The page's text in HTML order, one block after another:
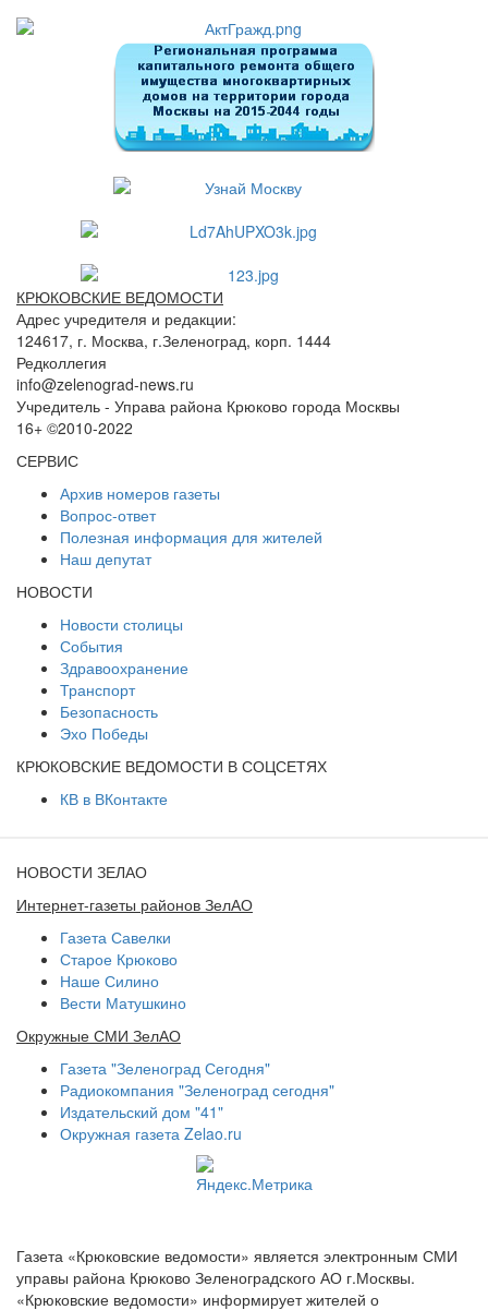
КРЮКОВСКИЕ ВЕДОМОСТИ
Адрес учредителя и редакции:
124617, г. Москва, г.Зеленоград, корп. 1444
Редколлегия
info@zelenograd-news.ru
Учредитель - Управа района Крюково города Москвы
16+ ©2010-2022
СЕРВИС
Архив номеров газеты
Вопрос-ответ
Полезная информация для жителей
Наш депутат
НОВОСТИ
Новости столицы
События
Здравоохранение
Транспорт
Безопасность
Эхо Победы
КРЮКОВСКИЕ ВЕДОМОСТИ В СОЦСЕТЯХ
КВ в ВКонтакте
НОВОСТИ ЗЕЛАО
Интернет-газеты районов ЗелАО
Газета Савелки
Старое Крюково
Наше Силино
Вести Матушкино
Окружные СМИ ЗелАО
Газета "Зеленоград Сегодня"
Радиокомпания "Зеленоград сегодня"
Издательский дом "41"
Окружная газета Zelao.ru
Газета «Крюковские ведомости» является электронным СМИ
управы района Крюково Зеленоградского АО г.Москвы.
«Крюковские ведомости» информирует жителей о